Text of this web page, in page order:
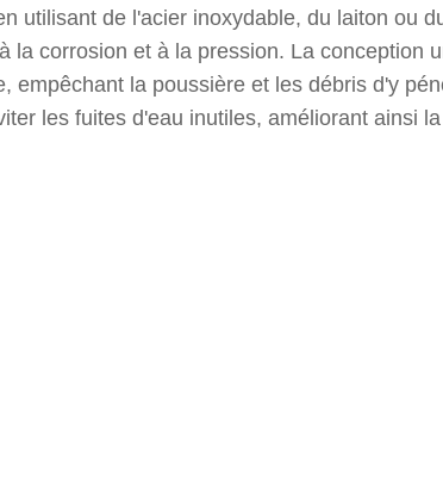
utilisant de l'acier inoxydable, du laiton ou
la corrosion et à la pression. La conception
empêchant la poussière et les débris d'y
les fuites d'eau inutiles, améliorant ainsi